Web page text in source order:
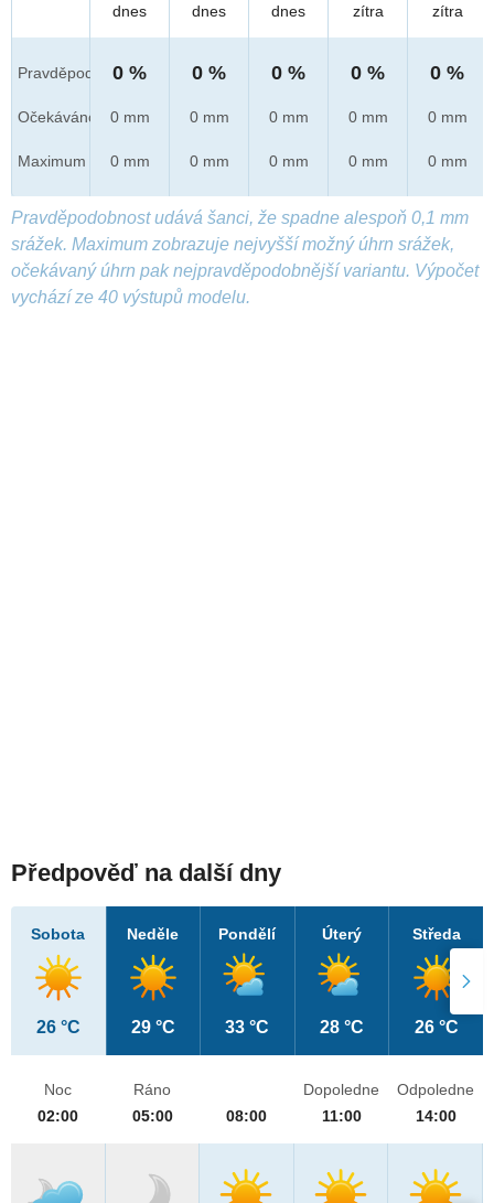
Pravděpod.
Očekáváno
Maximum
dnes
0 %
0 mm
0 mm
dnes
0 %
0 mm
0 mm
dnes
0 %
0 mm
0 mm
zítra
0 %
0 mm
0 mm
zítra
0 %
0 mm
0 mm
Pravděpodobnost udává šanci, že spadne alespoň 0,1 mm
srážek. Maximum zobrazuje nejvyšší možný úhrn srážek,
očekávaný úhrn pak nejpravděpodobnější variantu. Výpočet
vychází ze 40 výstupů modelu.
Předpověď na další dny
Sobota
26 °C
Neděle
29 °C
Pondělí
33 °C
Úterý
28 °C
Středa
26 °C
Noc
02:00
Ráno
05:00
08:00
Dopoledne
11:00
Odpoledne
14:00